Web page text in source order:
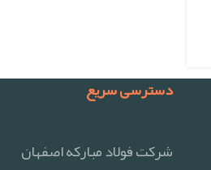
دسترسی سریع
شرکت فولاد مبارکه اصفهان